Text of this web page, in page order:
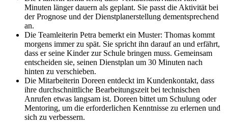
Minuten länger dauern als geplant. Sie passt die Aktivität bei
der Prognose und der Dienstplanerstellung dementsprechend
an.
Die Teamleiterin Petra bemerkt ein Muster: Thomas kommt
morgens immer zu spät. Sie spricht ihn darauf an und erfährt,
dass er seine Kinder zur Schule bringen muss. Gemeinsam
entscheiden sie, seinen Dienstplan um 30 Minuten nach
hinten zu verschieben.
Die Mitarbeiterin Doreen entdeckt im Kundenkontakt, dass
ihre durchschnittliche Bearbeitungszeit bei technischen
Anrufen etwas langsam ist. Doreen bittet um Schulung oder
Mentoring, um die erforderlichen Kenntnisse zu erlernen und
sich zu verbessern.